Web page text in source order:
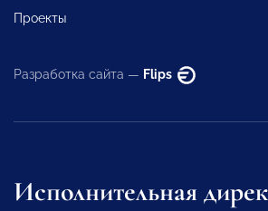
Проекты
Разработка сайта — Flips
Исполнительная